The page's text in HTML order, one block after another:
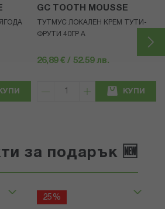
КУПИ
GC TOOTH MOUSSE
ТУТМУС ЛОКАЛЕН КРЕМ ТУТИ-
ФРУТИ 40ГР А
26,89 € / 52.59 лв.
КУПИ
за подарък 🆕
25%